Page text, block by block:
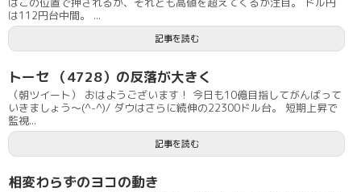
は112円台中間。 ...
記事を読む
トーセ （4728）の反落が大きく
（朝ツイート） おはようございます！ 今日も10億目指してがんばって
いきましょう〜(^-^)/ ダウはさらに続伸の22300ドル台。 短期上昇で
監視...
記事を読む
相変わらずのヨコの動き